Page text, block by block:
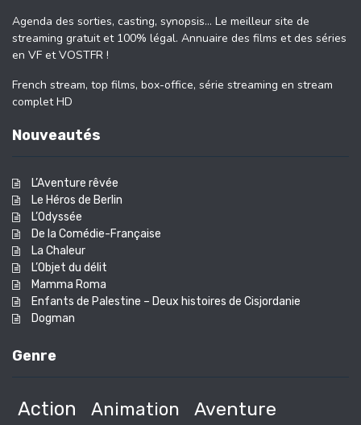
Agenda des sorties, casting, synopsis… Le meilleur site de
streaming gratuit et 100% légal. Annuaire des films et des séries
en VF et VOSTFR !
French stream, top films, box-office, série streaming en stream
complet HD
Nouveautés
L’Aventure rêvée
Le Héros de Berlin
L’Odyssée
De la Comédie-Française
La Chaleur
L’Objet du délit
Mamma Roma
Enfants de Palestine – Deux histoires de Cisjordanie
Dogman
Genre
Action Animation Aventure